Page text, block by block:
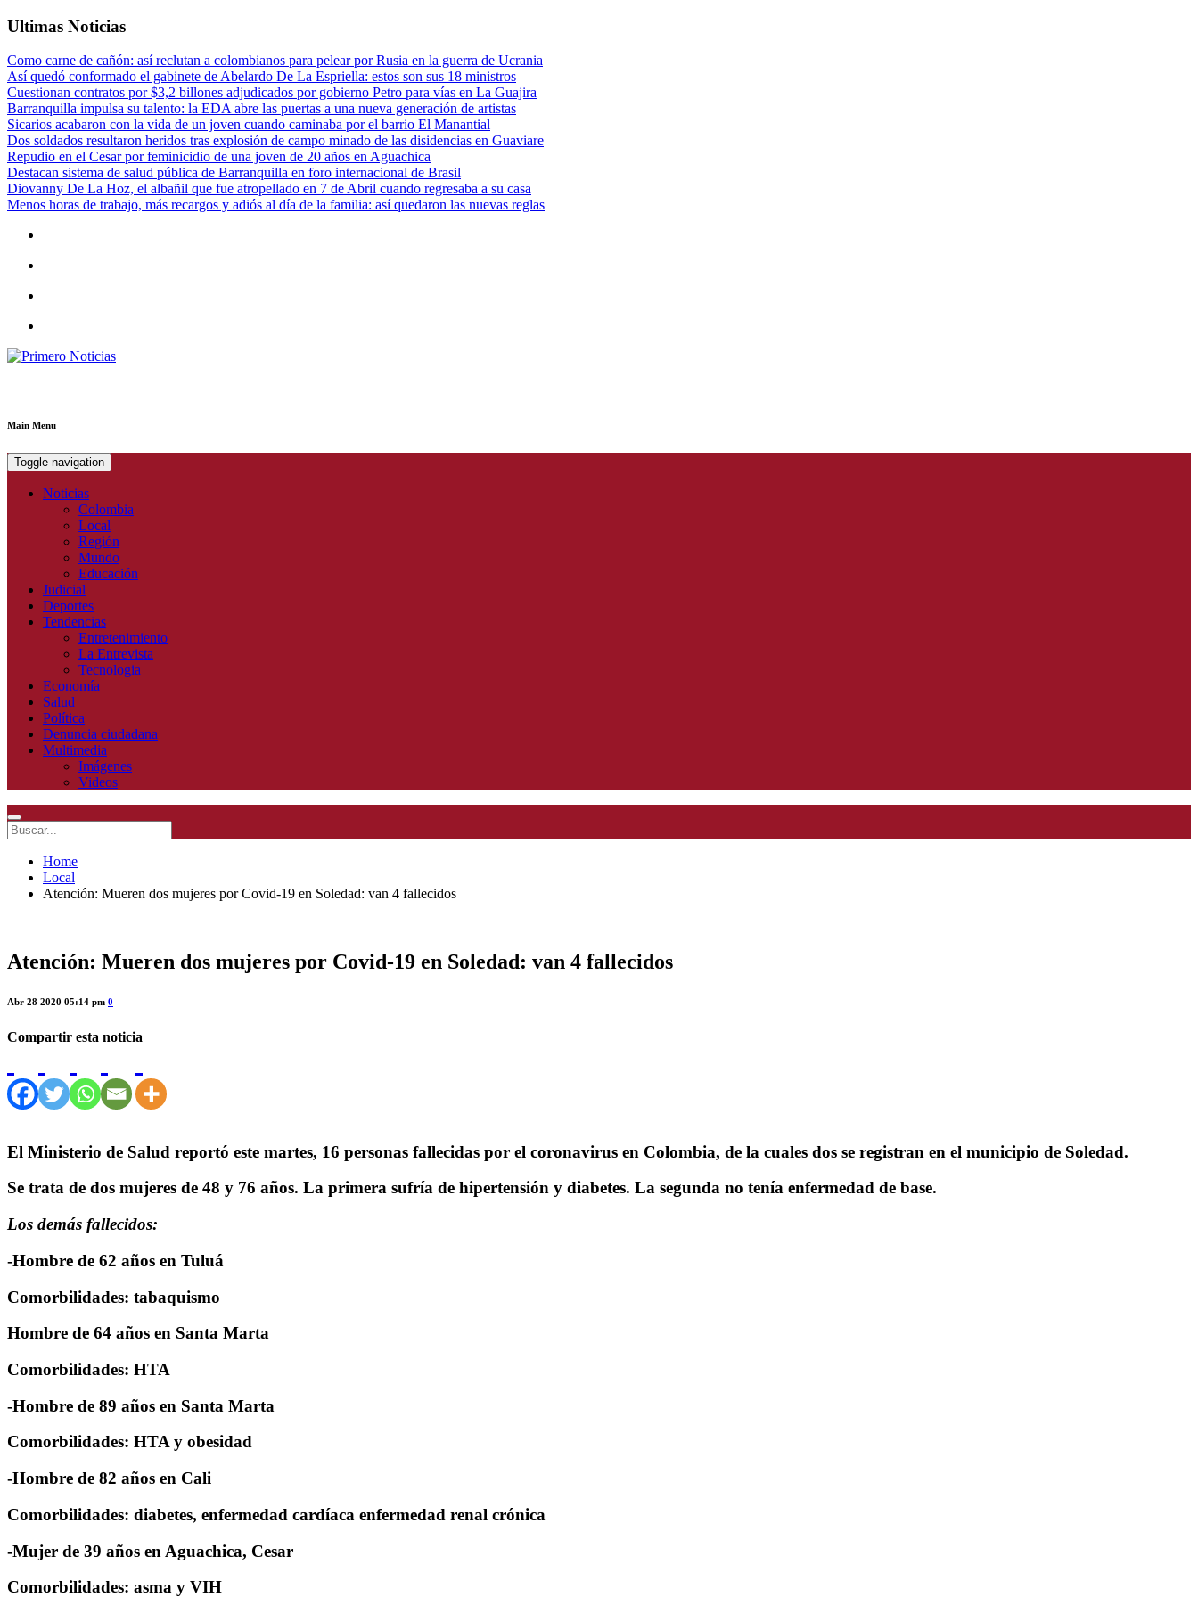
Ultimas Noticias
Como carne de cañón: así reclutan a colombianos para pelear por Rusia en la guerra de Ucrania
Así quedó conformado el gabinete de Abelardo De La Espriella: estos son sus 18 ministros
Cuestionan contratos por $3,2 billones adjudicados por gobierno Petro para vías en La Guajira
Barranquilla impulsa su talento: la EDA abre las puertas a una nueva generación de artistas
Sicarios acabaron con la vida de un joven cuando caminaba por el barrio El Manantial
Dos soldados resultaron heridos tras explosión de campo minado de las disidencias en Guaviare
Repudio en el Cesar por feminicidio de una joven de 20 años en Aguachica
Destacan sistema de salud pública de Barranquilla en foro internacional de Brasil
Diovanny De La Hoz, el albañil que fue atropellado en 7 de Abril cuando regresaba a su casa
Menos horas de trabajo, más recargos y adiós al día de la familia: así quedaron las nuevas reglas
Main Menu
Toggle navigation
Noticias
Colombia
Local
Región
Mundo
Educación
Judicial
Deportes
Tendencias
Entretenimiento
La Entrevista
Tecnologia
Economía
Salud
Política
Denuncia ciudadana
Multimedia
Imágenes
Videos
Home
Local
Atención: Mueren dos mujeres por Covid-19 en Soledad: van 4 fallecidos
Atención: Mueren dos mujeres por Covid-19 en Soledad: van 4 fallecidos
Abr 28 2020 05:14 pm 0
Compartir esta noticia
El Ministerio de Salud reportó este martes, 16 personas fallecidas por el coronavirus en Colombia, de la cuales dos se registran en el municipio de Soledad.
Se trata de dos mujeres de 48 y 76 años. La primera sufría de hipertensión y diabetes. La segunda no tenía enfermedad de base.
Los demás fallecidos:
-Hombre de 62 años en Tuluá
Comorbilidades: tabaquismo
Hombre de 64 años en Santa Marta
Comorbilidades: HTA
-Hombre de 89 años en Santa Marta
Comorbilidades: HTA y obesidad
-Hombre de 82 años en Cali
Comorbilidades: diabetes, enfermedad cardíaca enfermedad renal crónica
-Mujer de 39 años en Aguachica, Cesar
Comorbilidades: asma y VIH